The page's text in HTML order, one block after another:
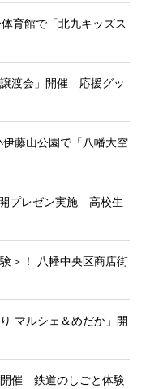
育館で「北九キッズス
渡会」開催 応援グッ
藤山公園で「八幡大空
開プレゼン実施 高校生
＞！ 八幡中央区商店街
マルシェ＆めだか」開
開催 鉄道のしごと体験